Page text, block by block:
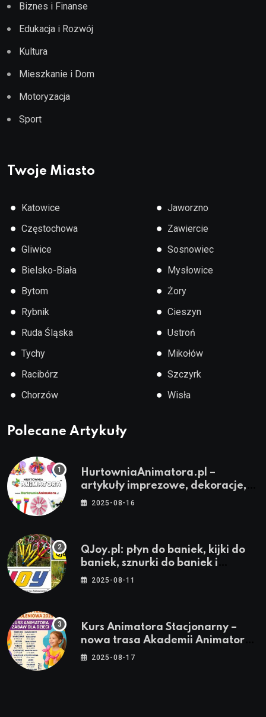
Biznes i Finanse
Edukacja i Rozwój
Kultura
Mieszkanie i Dom
Motoryzacja
Sport
Twoje Miasto
● Katowice
● Częstochowa
● Gliwice
● Bielsko-Biała
● Bytom
● Rybnik
● Ruda Śląska
● Tychy
● Racibórz
● Chorzów
● Jaworzno
● Zawiercie
● Sosnowiec
● Mysłowice
● Żory
● Cieszyn
● Ustroń
● Mikołów
● Szczyrk
● Wisła
Polecane Artykuły
HurtowniaAnimatora.pl –
artykuły imprezowe, dekoracje,
stroje i akcesoria dla animatorów
2025-08-16
QJoy.pl: płyn do baniek, kijki do
baniek, sznurki do baniek i
zestawy do baniek
2025-08-11
Kurs Animatora Stacjonarny –
nowa trasa Akademii Animatora
– jesień 2025
2025-08-17